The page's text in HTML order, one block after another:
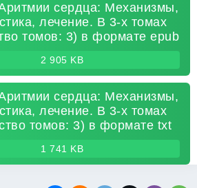
сердца: Механизмы,
лечение. В 3-х томах
томов: 3) в формате epub
2 905 KB
сердца: Механизмы,
лечение. В 3-х томах
томов: 3) в формате txt
1 741 KB